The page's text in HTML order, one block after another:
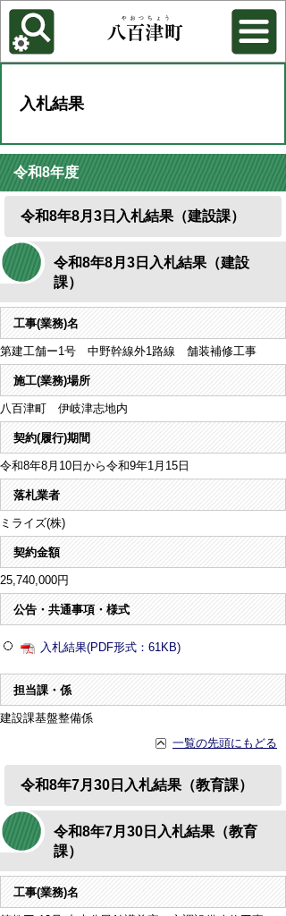
各種機能
背景色を変更する
入札結果
令和8年度
令和8年8月3日入札結果（建設課）
令和8年8月3日入札結果（建設
課）
工事(業務)名
第建工舗ー1号 中野幹線外1路線 舗装補修工事
施工(業務)場所
八百津町 伊岐津志地内
契約(履行)期間
令和8年8月10日から令和9年1月15日
落札業者
ミライズ(株)
契約金額
25,740,000円
公告・共通事項・様式
入札結果(PDF形式：61KB)
担当課・係
建設課基盤整備係
一覧の先頭にもどる
令和8年7月30日入札結果（教育課）
令和8年7月30日入札結果（教育
課）
工事(業務)名